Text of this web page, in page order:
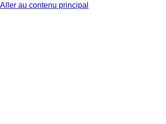
Aller au contenu principal